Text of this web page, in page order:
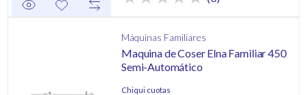
Máquinas Familiares
Maquina de Coser Elna Familiar 450
Semi-Automático
Chiqui cuotas